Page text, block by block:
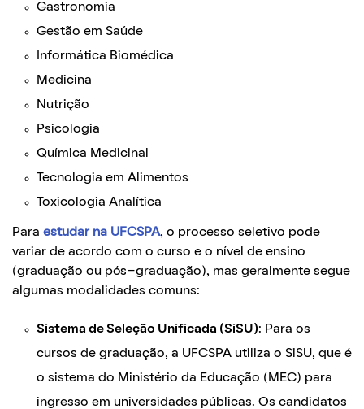
Gastronomia
Gestão em Saúde
Informática Biomédica
Medicina
Nutrição
Psicologia
Química Medicinal
Tecnologia em Alimentos
Toxicologia Analítica
Para estudar na UFCSPA, o processo seletivo pode
variar de acordo com o curso e o nível de ensino
(graduação ou pós-graduação), mas geralmente segue
algumas modalidades comuns:
Sistema de Seleção Unificada (SiSU): Para os
cursos de graduação, a UFCSPA utiliza o SiSU, que é
o sistema do Ministério da Educação (MEC) para
ingresso em universidades públicas. Os candidatos